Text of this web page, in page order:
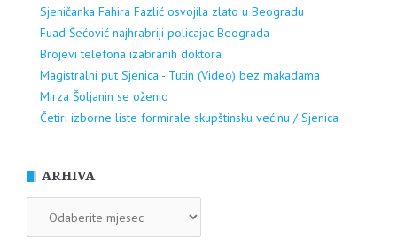
Sjeničanka Fahira Fazlić osvojila zlato u Beogradu
Fuad Šećović najhrabriji policajac Beograda
Brojevi telefona izabranih doktora
Magistralni put Sjenica - Tutin (Video) bez makadama
Mirza Šoljanin se oženio
Četiri izborne liste formirale skupštinsku većinu / Sjenica
ARHIVA